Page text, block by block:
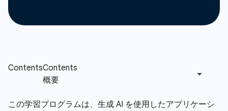
この学習プログラムは、生成 AI を使用したアプリケーシ